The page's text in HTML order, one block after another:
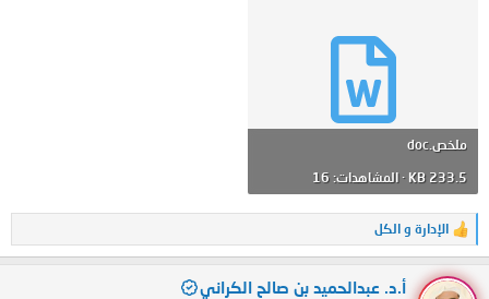
ملخص.doc
233.5 KB · المشاهدات: 16
ا
ل
ف
الإدارة و الكل
أ.د. عبدالحميد بن صالح الكراني